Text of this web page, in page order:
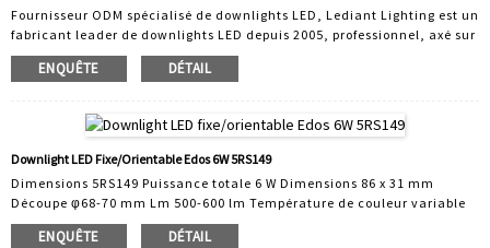
Fournisseur ODM spécialisé de downlights LED, Lediant Lighting est un
fabricant leader de downlights LED depuis 2005, professionnel, axé sur
la technologie et axé sur le client. Avec 30 collaborateurs en R&D,
Lediant s'adapte à votre marché. Nous concevons et fabriquons des
gamme comprend des downlights domestiques, des downlights
commerciaux et des downlights intelligents. Tous les produits Lediant
sont des produits finis et disposent de leur propre technologie.
ENQUÊTE DÉTAIL
Downlight LED Fixe/orientable Edos 6W 5RS149
Dimensions 5RS149 Puissance totale 6 W Dimensions 86 x 31 mm
Découpe φ68-70 mm Lm 500-600 lm Température de couleur variable
2700 K, 3000 K, 4000 K Collerettes interchangeables Fournisseur ODM
spécialisé dans les downlights LED. Lediant Lighting est un fabricant
ENQUÊTE DÉTAIL